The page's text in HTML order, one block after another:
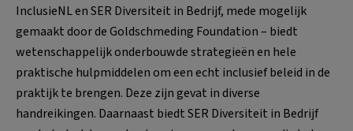
InclusieNL en SER Diversiteit in Bedrijf, mede mogelijk
gemaakt door de Goldschmeding Foundation – biedt
wetenschappelijk onderbouwde strategieën en hele
praktische hulpmiddelen om een echt inclusief beleid in de
praktijk te brengen. Deze zijn gevat in diverse
handreikingen. Daarnaast biedt SER Diversiteit in Bedrijf